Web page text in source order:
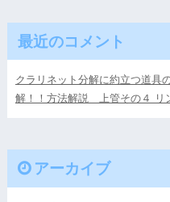
最近のコメント
クラリネット分解に約立つ道具
解！！方法解説 上管その４ リ
アーカイブ